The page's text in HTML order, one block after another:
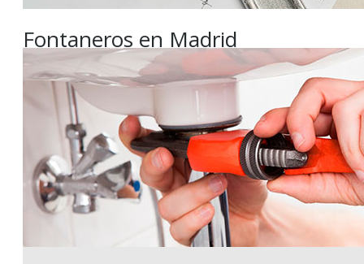
Fontaneros en Madrid